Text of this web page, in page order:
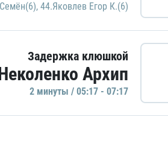
, 44.Яковлев Егор К.(6)
Задержка клюшкой
Архип
2 минуты / 05:17 - 07:17